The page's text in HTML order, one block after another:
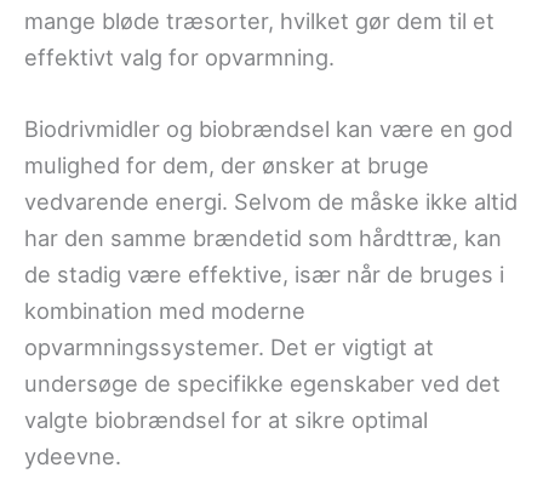
mange bløde træsorter, hvilket gør dem til et
effektivt valg for opvarmning.
Biodrivmidler og biobrændsel kan være en god
mulighed for dem, der ønsker at bruge
vedvarende energi. Selvom de måske ikke altid
har den samme brændetid som hårdttræ, kan
de stadig være effektive, især når de bruges i
kombination med moderne
opvarmningssystemer. Det er vigtigt at
undersøge de specifikke egenskaber ved det
valgte biobrændsel for at sikre optimal
ydeevne.